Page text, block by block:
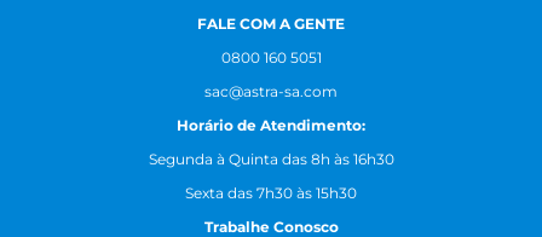
FALE COM A GENTE
0800 160 5051
sac@astra-sa.com
Horário de Atendimento:
Segunda à Quinta das 8h às 16h30
Sexta das 7h30 às 15h30
Trabalhe Conosco